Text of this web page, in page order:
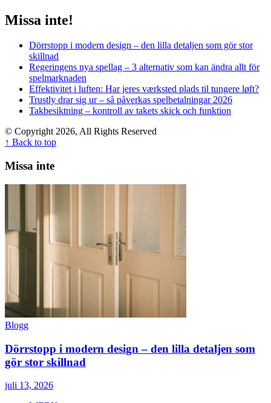
Missa inte!
Dörrstopp i modern design – den lilla detaljen som gör stor
skillnad
Regeringens nya spellag – 3 alternativ som kan ändra allt för
spelmarknaden
Effektivitet i luften: Har jeres værksted plads til tungere løft?
Trustly drar sig ur – så påverkas spelbetalningar 2026
Takbesiktning – kontroll av takets skick och funktion
© Copyright 2026, All Rights Reserved
↑ Back to top
Missa inte
Blogg
Dörrstopp i modern design – den lilla detaljen som
gör stor skillnad
juli 13, 2026